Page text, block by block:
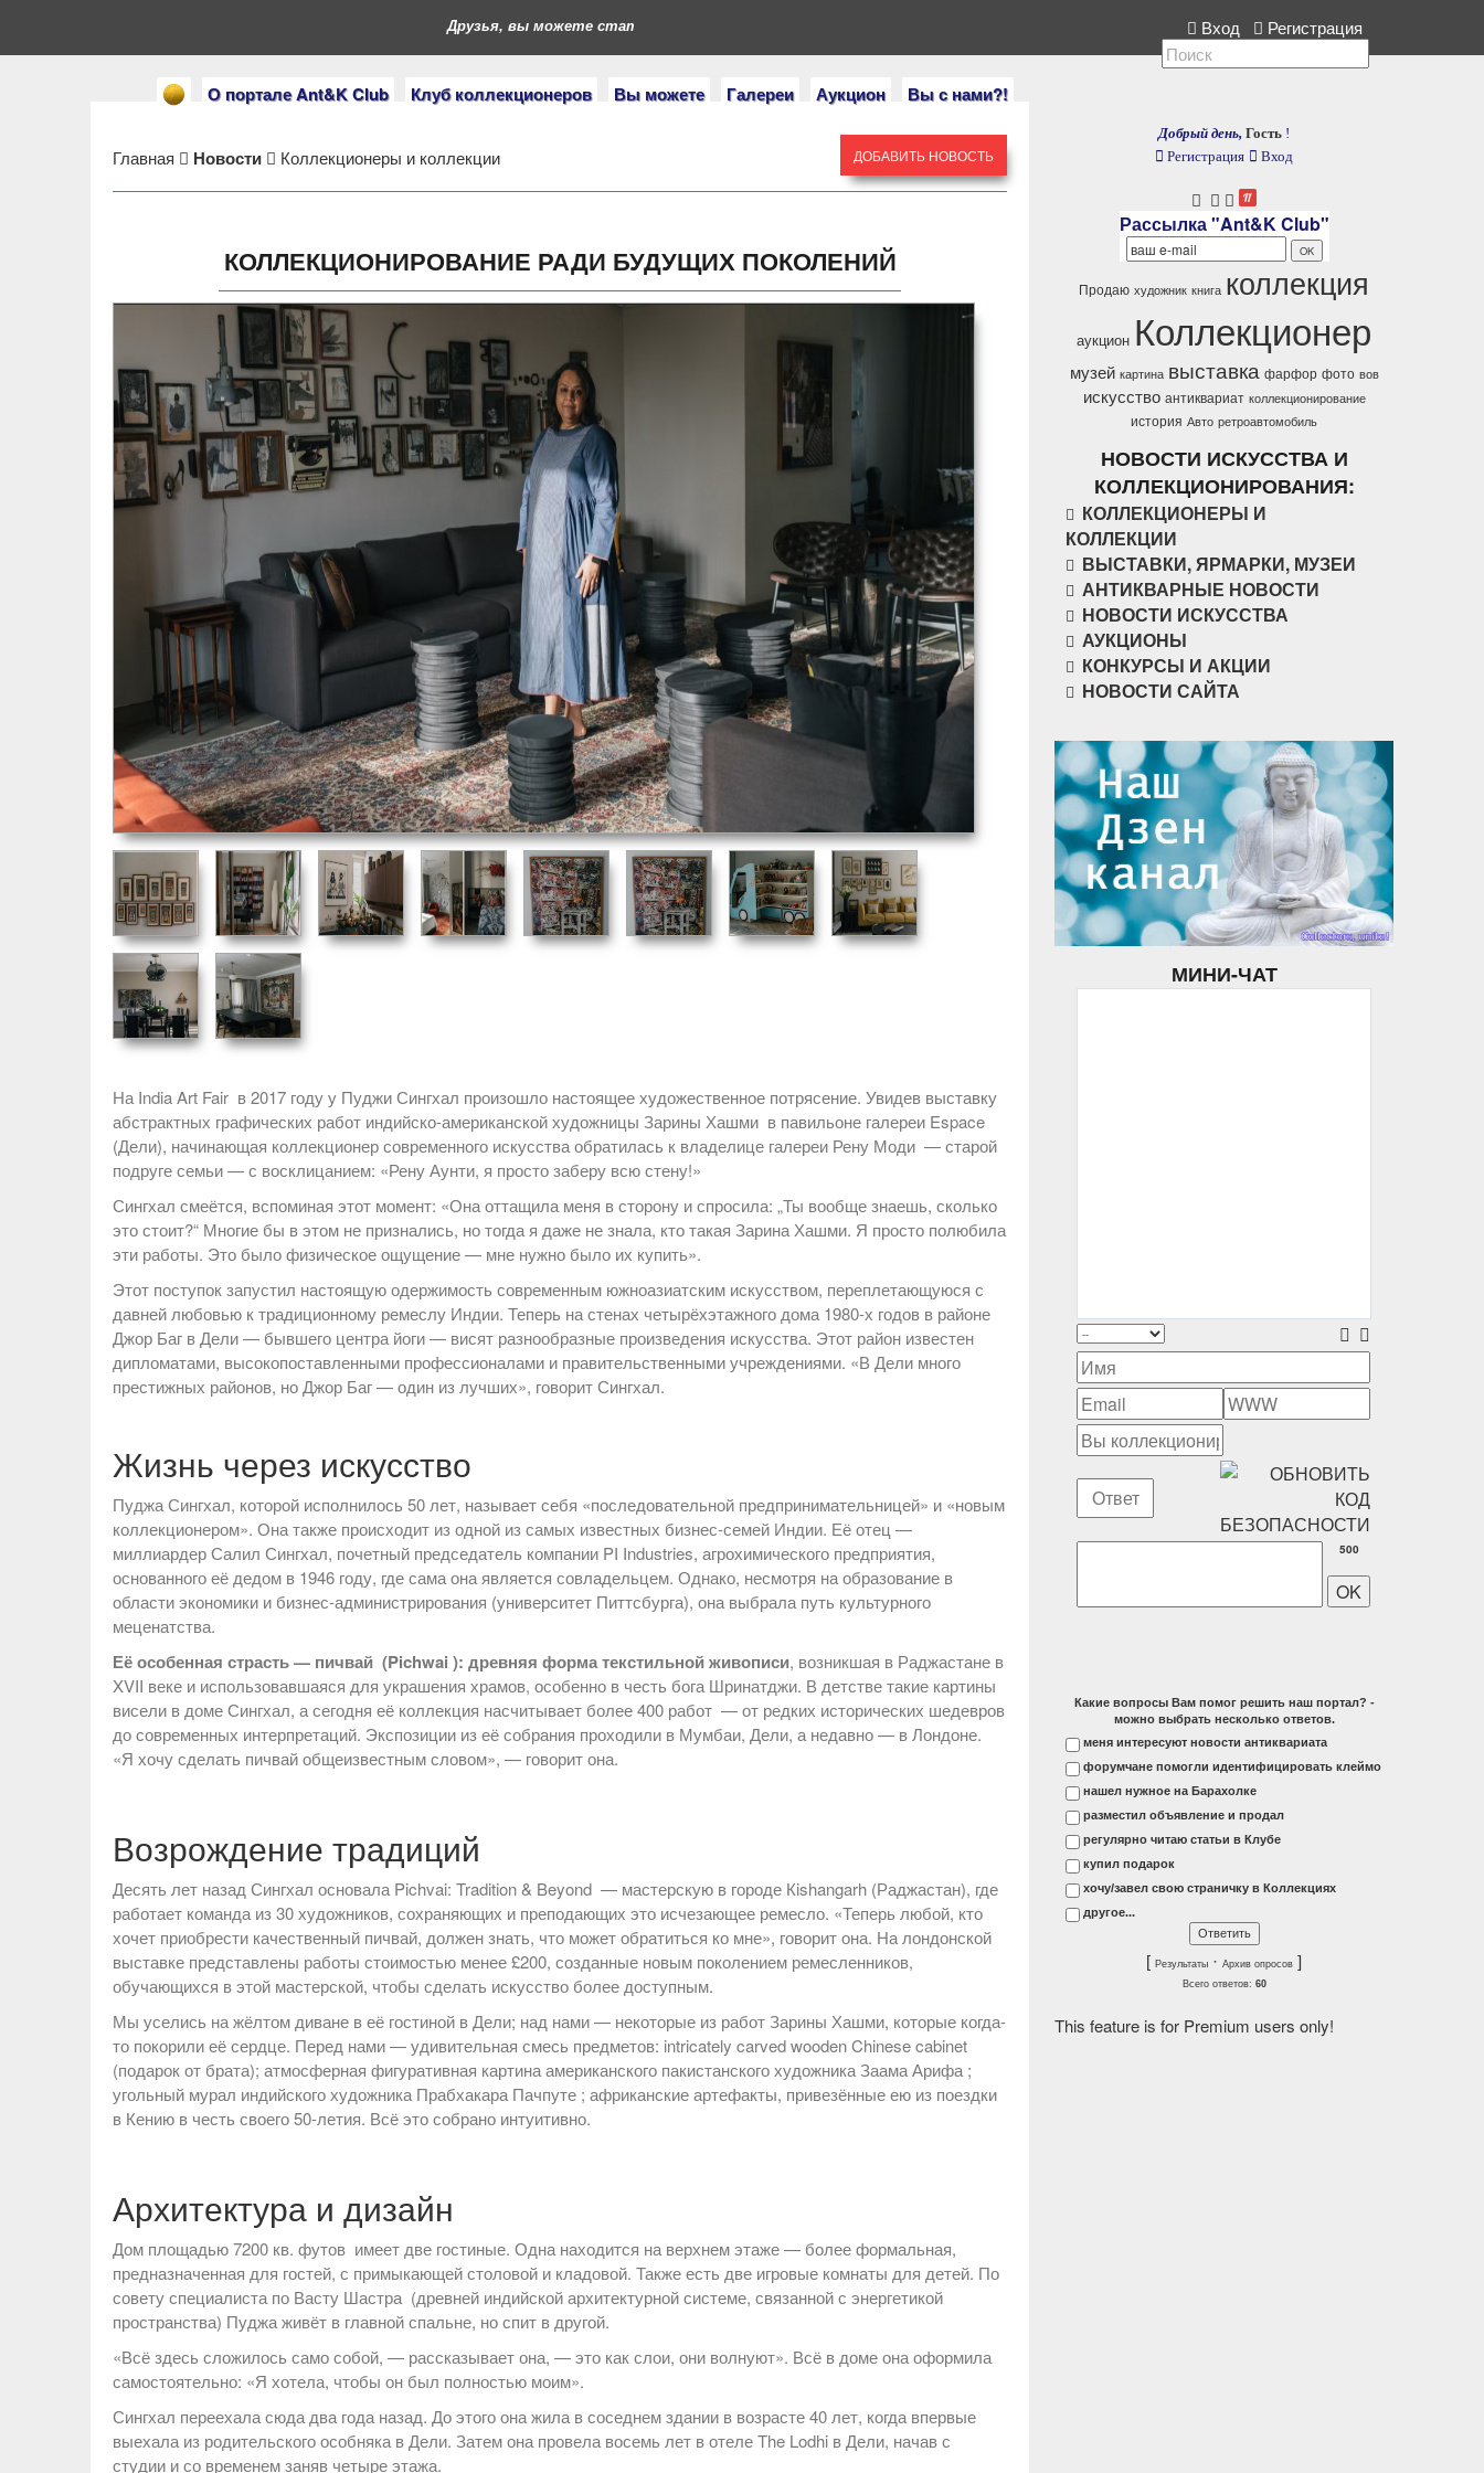
О портале Ant&K Club Клуб коллекционеров Вы можете Галереи Аукцион Вы с нами?!
Друзья, вы можете стать героями нашего портала. Если у вас есть коллекция, расскажите нам. Вход Регистрация
ДОБАВИТЬ НОВОСТЬ
Главная Новости Коллекционеры и коллекции
КОЛЛЕКЦИОНИРОВАНИЕ РАДИ БУДУЩИХ ПОКОЛЕНИЙ
На India Art Fair в 2017 году у Пуджи Сингхал произошло настоящее художественное потрясение. Увидев выставку
абстрактных графических работ индийско-американской художницы Зарины Хашми в павильоне галереи Espace
(Дели), начинающая коллекционер современного искусства обратилась к владелице галереи Рену Моди — старой
подруге семьи — с восклицанием: «Рену Аунти, я просто заберу всю стену!»
Сингхал смеётся, вспоминая этот момент: «Она оттащила меня в сторону и спросила: „Ты вообще знаешь, сколько
это стоит?“ Многие бы в этом не признались, но тогда я даже не знала, кто такая Зарина Хашми. Я просто полюбила
эти работы. Это было физическое ощущение — мне нужно было их купить».
Этот поступок запустил настоящую одержимость современным южноазиатским искусством, переплетающуюся с
давней любовью к традиционному ремеслу Индии. Теперь на стенах четырёхэтажного дома 1980-х годов в районе
Джор Баг в Дели — бывшего центра йоги — висят разнообразные произведения искусства. Этот район известен
дипломатами, высокопоставленными профессионалами и правительственными учреждениями. «В Дели много
престижных районов, но Джор Баг — один из лучших», говорит Сингхал.
Жизнь через искусство
Пуджа Сингхал, которой исполнилось 50 лет, называет себя «последовательной предпринимательницей» и «новым
коллекционером». Она также происходит из одной из самых известных бизнес-семей Индии. Её отец —
миллиардер Салил Сингхал, почетный председатель компании PI Industries, агрохимического предприятия,
основанного её дедом в 1946 году, где сама она является совладельцем. Однако, несмотря на образование в
области экономики и бизнес-администрирования (университет Питтсбурга), она выбрала путь культурного
меценатства.
Её особенная страсть — пичвай (Pichwai ): древняя форма текстильной живописи, возникшая в Раджастане в
XVII веке и использовавшаяся для украшения храмов, особенно в честь бога Шринатджи. В детстве такие картины
висели в доме Сингхал, а сегодня её коллекция насчитывает более 400 работ — от редких исторических шедевров
до современных интерпретаций. Экспозиции из её собрания проходили в Мумбаи, Дели, а недавно — в Лондоне.
«Я хочу сделать пичвай общеизвестным словом», — говорит она.
Возрождение традиций
Десять лет назад Сингхал основала Pichvai: Tradition & Beyond — мастерскую в городе Кishangarh (Раджастан), где
работает команда из 30 художников, сохраняющих и преподающих это исчезающее ремесло. «Теперь любой, кто
хочет приобрести качественный пичвай, должен знать, что может обратиться ко мне», говорит она. На лондонской
выставке представлены работы стоимостью менее £200, созданные новым поколением ремесленников,
обучающихся в этой мастерской, чтобы сделать искусство более доступным.
Мы уселись на жёлтом диване в её гостиной в Дели; над нами — некоторые из работ Зарины Хашми, которые когда-
то покорили её сердце. Перед нами — удивительная смесь предметов: intricately carved wooden Chinese cabinet
(подарок от брата); атмосферная фигуративная картина американского пакистанского художника Заама Арифа ;
угольный мурал индийского художника Прабхакара Пачпуте ; африканские артефакты, привезённые ею из поездки
в Кению в честь своего 50-летия. Всё это собрано интуитивно.
Архитектура и дизайн
Дом площадью 7200 кв. футов имеет две гостиные. Одна находится на верхнем этаже — более формальная,
предназначенная для гостей, с примыкающей столовой и кладовой. Также есть две игровые комнаты для детей. По
совету специалиста по Васту Шастра (древней индийской архитектурной системе, связанной с энергетикой
пространства) Пуджа живёт в главной спальне, но спит в другой.
«Всё здесь сложилось само собой, — рассказывает она, — это как слои, они волнуют». Всё в доме она оформила
самостоятельно: «Я хотела, чтобы он был полностью моим».
Сингхал переехала сюда два года назад. До этого она жила в соседнем здании в возрасте 40 лет, когда впервые
выехала из родительского особняка в Дели. Затем она провела восемь лет в отеле The Lodhi в Дели, начав с
студии и со временем заняв четыре этажа.
Добрый день, Гость !
Регистрация
Вход
Рассылка "Ant&K Club"
Продаю художник книга коллекция
аукцион Коллекционер
музей картина выставка фарфор фото вов
искусство антиквариат коллекционирование
история Авто ретроавтомобиль
НОВОСТИ ИСКУССТВА И
КОЛЛЕКЦИОНИРОВАНИЯ:
КОЛЛЕКЦИОНЕРЫ И
КОЛЛЕКЦИИ
ВЫСТАВКИ, ЯРМАРКИ, МУЗЕИ
АНТИКВАРНЫЕ НОВОСТИ
НОВОСТИ ИСКУССТВА
АУКЦИОНЫ
КОНКУРСЫ И АКЦИИ
НОВОСТИ САЙТА
МИНИ-ЧАТ
500
Какие вопросы Вам помог решить наш портал? -
можно выбрать несколько ответов.
меня интересуют новости антиквариата
форумчане помогли идентифицировать клеймо
нашел нужное на Барахолке
разместил объявление и продал
регулярно читаю статьи в Клубе
купил подарок
хочу/завел свою страничку в Коллекциях
другое...
[Результаты ·Архив опросов ]
Всего ответов: 60
This feature is for Premium users only!